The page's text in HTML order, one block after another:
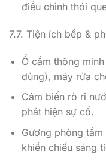
điều chỉnh thói
7.7. Tiện ích bếp &
Ổ cắm thông
dùng), máy rửa
Cảm biến rò rỉ
phát hiện sự cố.
Gương phòng
khiển chiếu sáng